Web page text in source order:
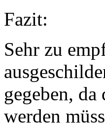
Fazit:
Sehr zu
gegeben,
werden